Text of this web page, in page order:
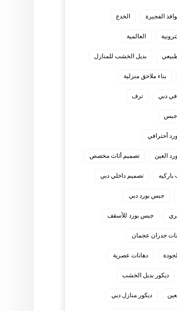
الفجيرة الخدع
العالمية
بديل الخشب للمنازل
بناء ملاحق منزلية
في دبي ترف
جبس
أحترافي
العين تصميم أثاث مخصص
تصميم داخلي دبي
جبس بورد دبي
جبس بورد للأسقف
جدران عجمان
دهانات عصرية
ديكور بديل الخشب
ديكور منازل دبي